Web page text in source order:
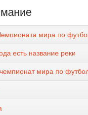
мира по
есть название реки
мира по